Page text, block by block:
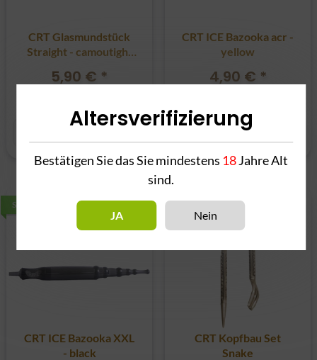
CRT Glasmundstück
Straight - camoutight
5,90 € *
CRT ICE Bazooka acr -
yellow
4,90 € *
SALE 0%
CRT ICE Bazooka XXL
- black
CRT Kopfbau Set
Snake
Altersverifizierung
Bestätigen Sie das Sie mindestens 18Jahre Alt
sind.
JA Nein